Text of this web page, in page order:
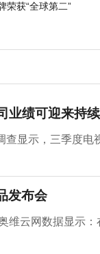
荣获“全球第二”
业绩可迎来持
显示，三季度
发布会
维云网数据显示